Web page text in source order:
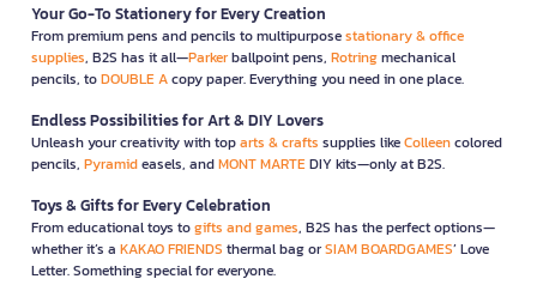
Your Go-To Stationery for Every Creation
From premium pens and pencils to multipurposestationary & office
supplies, B2S has it all—Parkerballpoint pens, Rotringmechanical
pencils, toDOUBLE Acopy paper. Everything you need in one place.
Endless Possibilities for Art & DIY Lovers
Unleash your creativity with toparts & crafts supplies likeColleencolored
pencils, Pyramideasels, andMONT MARTEDIY kits—only at B2S.
Toys & Gifts for Every Celebration
From educational toys togifts and games, B2S has the perfect options—
whether it’s a KAKAO FRIENDS thermal bag orSIAM BOARDGAMES’ Love
Letter. Something special for everyone.